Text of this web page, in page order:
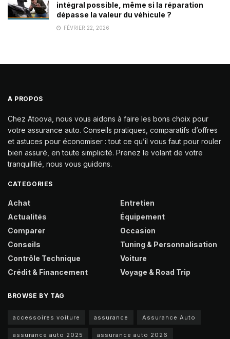
intégral possible, même si la réparation
dépasse la valeur du véhicule ?
FÉVRIER 22, 2026
A PROPOS
Chez Atoova, nous vous aidons à faire les bons choix pour
votre assurance auto. Conseils pratiques, comparatifs d’offres
et astuces pour économiser : tout ce qu’il vous faut pour rouler
bien assuré, en toute simplicité. Prenez le volant de votre
tranquillité, nous vous guidons.
CATEGORIES
Achat
Actualités
Comparer
Conseils
Contrôle Technique
Crédit & Financement
Entretien
Équipement
Occasion
Tuning & Personnalisation
Voiture
Voyage & Road Trip
BROWSE BY TAG
accessoires voiture assurance Assurance Auto
assurance auto 2025 assurance auto 2026